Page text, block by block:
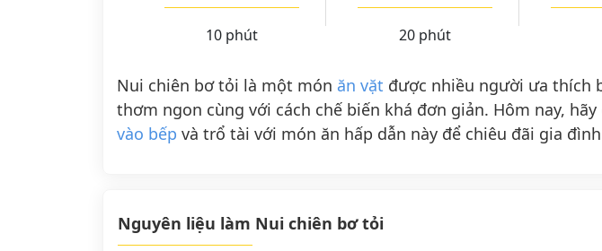
10 phút 20 phút
Nui chiên bơ tỏi là một món ăn vặt được nhiều người ưa thích
thơm ngon cùng với cách chế biến khá đơn giản. Hôm nay, hãy
vào bếp và trổ tài với món ăn hấp dẫn này để chiêu đãi gia
Nguyên liệu làm Nui chiên bơ tỏi